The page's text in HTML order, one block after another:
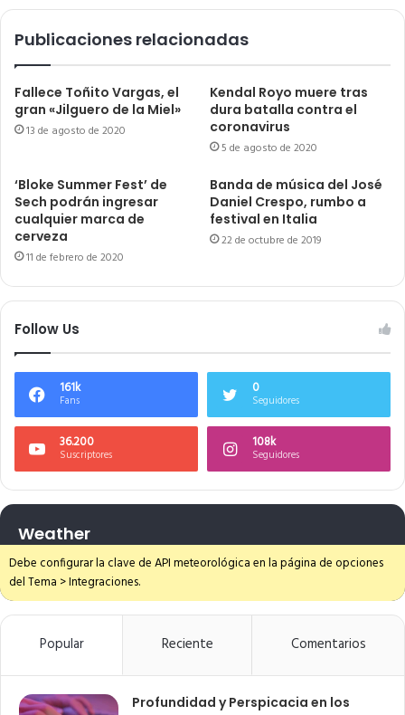
Publicaciones relacionadas
Fallece Toñito Vargas, el
gran «Jilguero de la Miel»
13 de agosto de 2020
Kendal Royo muere tras
dura batalla contra el
coronavirus
5 de agosto de 2020
‘Bloke Summer Fest’ de
Sech podrán ingresar
cualquier marca de
cerveza
11 de febrero de 2020
Banda de música del José
Daniel Crespo, rumbo a
festival en Italia
22 de octubre de 2019
Follow Us
161k
Fans
0
Seguidores
36.200
Suscriptores
108k
Seguidores
Weather
Debe configurar la clave de API meteorológica en la página de opciones
del Tema > Integraciones.
Popular Reciente Comentarios
Profundidad y Perspicacia en los